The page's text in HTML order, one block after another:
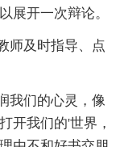
展开一次辩论。
师及时指导、点
我们的心灵，像
开我们的'世界，